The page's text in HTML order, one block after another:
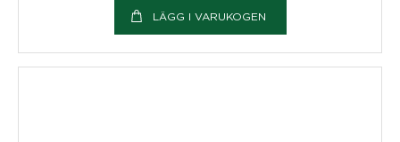
LÄGG I VARUKOGEN